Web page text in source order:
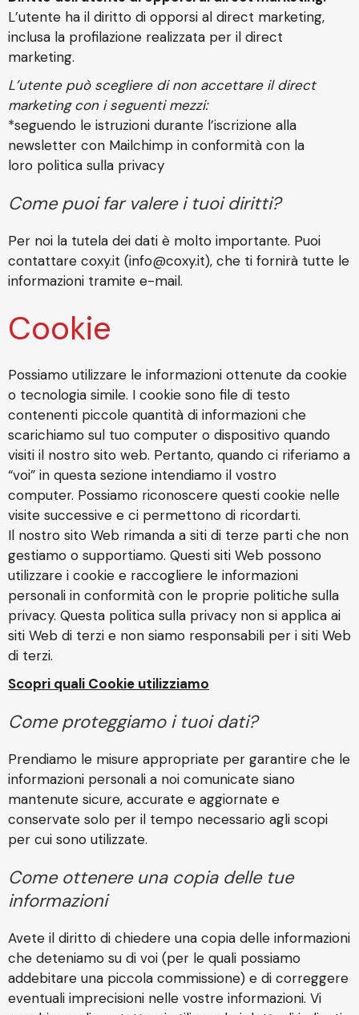
L’utente ha il diritto di opporsi al direct marketing,
inclusa la profilazione realizzata per il direct
marketing.
L’utente può scegliere di non accettare il direct
marketing con i seguenti mezzi:
*seguendo le istruzioni durante l’iscrizione alla
newsletter con Mailchimp in conformità con la
loro politica sulla privacy
Come puoi far valere i tuoi diritti?
Per noi la tutela dei dati è molto importante. Puoi
contattare coxy.it (info@coxy.it), che ti fornirà tutte le
informazioni tramite e-mail.
Cookie
Possiamo utilizzare le informazioni ottenute da cookie
o tecnologia simile. I cookie sono file di testo
contenenti piccole quantità di informazioni che
scarichiamo sul tuo computer o dispositivo quando
visiti il nostro sito web. Pertanto, quando ci riferiamo a
“voi” in questa sezione intendiamo il vostro
computer. Possiamo riconoscere questi cookie nelle
visite successive e ci permettono di ricordarti.
Il nostro sito Web rimanda a siti di terze parti che non
gestiamo o supportiamo. Questi siti Web possono
utilizzare i cookie e raccogliere le informazioni
personali in conformità con le proprie politiche sulla
privacy. Questa politica sulla privacy non si applica ai
siti Web di terzi e non siamo responsabili per i siti Web
di terzi.
Scopri quali Cookie utilizziamo
Come proteggiamo i tuoi dati?
Prendiamo le misure appropriate per garantire che le
informazioni personali a noi comunicate siano
mantenute sicure, accurate e aggiornate e
conservate solo per il tempo necessario agli scopi
per cui sono utilizzate.
Come ottenere una copia delle tue
informazioni
Avete il diritto di chiedere una copia delle informazioni
che deteniamo su di voi (per le quali possiamo
addebitare una piccola commissione) e di correggere
eventuali imprecisioni nelle vostre informazioni. Vi